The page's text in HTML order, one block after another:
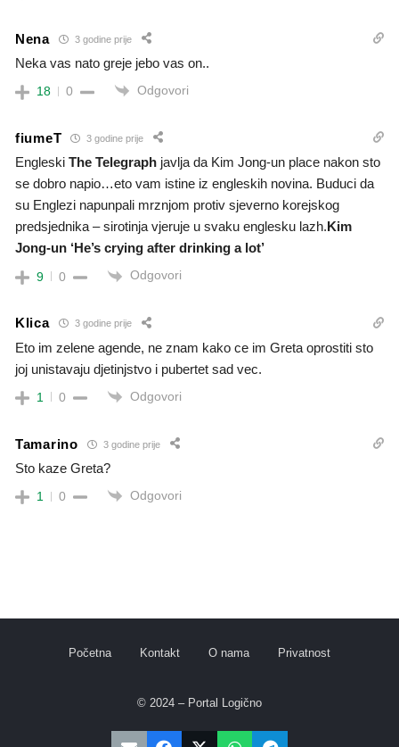
Nena 3 godine prije
Neka vas nato greje jebo vas on..
18 0 Odgovori
fiumeT 3 godine prije
Engleski The Telegraph javlja da Kim Jong-un place nakon sto
se dobro napio…eto vam istine iz engleskih novina. Buduci da
su Englezi napunpali mrznjom protiv sjeverno korejskog
predsjednika – sirotinja vjeruje u svaku englesku lazh.Kim
Jong-un ‘He’s crying after drinking a lot’
9 0 Odgovori
Klica 3 godine prije
Eto im zelene agende, ne znam kako ce im Greta oprostiti sto
joj unistavaju djetinjstvo i pubertet sad vec.
1 0 Odgovori
Tamarino 3 godine prije
Sto kaze Greta?
1 0 Odgovori
Početna Kontakt O nama Privatnost
© 2024 – Portal Logično